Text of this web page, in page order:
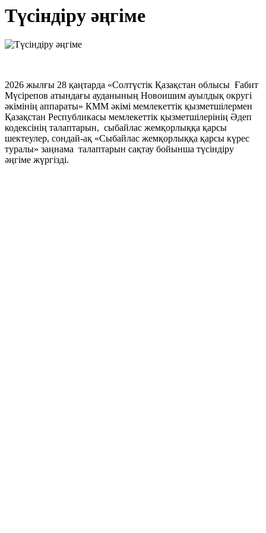
Tүсіндіру әңгіме
2026 жылғы 28 қаңтарда «Солтүстік Қазақстан облысы Ғабит
Мүсірепов атындағы ауданының Новоишим ауылдық округі
әкімінің аппараты» КММ әкімі мемлекеттік қызметшілермен
Қазақстан Республикасы мемлекеттік қызметшілерінің Әдеп
кодексінің талаптарын, сыбайлас жемқорлыққа қарсы
шектеулер, сондай-ақ «Сыбайлас жемқорлыққа қарсы күрес
туралы» заңнама талаптарын сақтау бойынша түсіндіру
әңгіме жүргізді.